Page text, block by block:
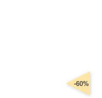
-60%